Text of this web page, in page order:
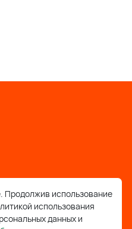
Продолжив использование
использования
данных и